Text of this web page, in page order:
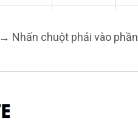
→ Nhấn chuột phải vào